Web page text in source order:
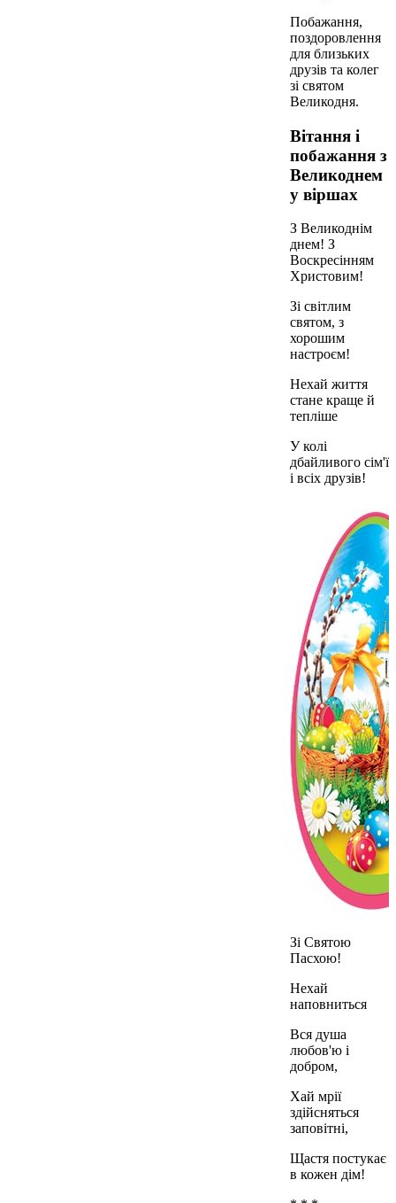
Побажання,
поздоровлення
для близьких
друзів та колег
зі святом
Великодня.
Вітання і
побажання з
Великоднем
у віршах
З Великоднім
днем! З
Воскресінням
Христовим!
Зі світлим
святом, з
хорошим
настроєм!
Нехай життя
стане краще й
тепліше
У колі
дбайливого сім'ї
і всіх друзів!
Зі Святою
Пасхою!
Нехай
наповниться
Вся душа
любов'ю і
добром,
Хай мрії
здійсняться
заповітні,
Щастя постукає
в кожен дім!